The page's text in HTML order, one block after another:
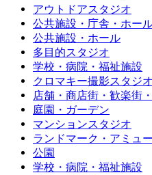
アウトドアスタジオ
公共施設・庁舎・ホー
公共施設・ホール
多目的スタジオ
学校・病院・福祉施設
クロマキー撮影スタジオ
店舗・商店街・歓楽街
庭園・ガーデン
マンションスタジオ
ランドマーク・アミュ
公園
学校・病院・福祉施設